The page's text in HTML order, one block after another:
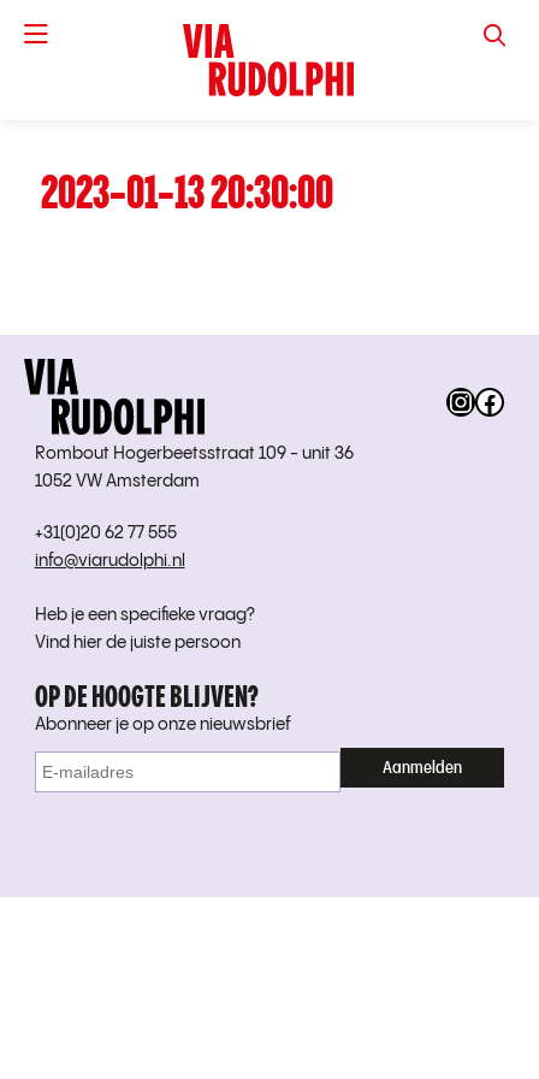
VIA
2023-01-13 20:30:00
Rombout Hogerbeetsstraat 109 - unit 36
1052 VW Amsterdam
+31(0)20 62 77 555
info@viarudolphi.nl
Heb je een specifieke vraag?
Vind hier de juiste persoon
OP DE HOOGTE BLIJVEN?
Abonneer je op onze nieuwsbrief